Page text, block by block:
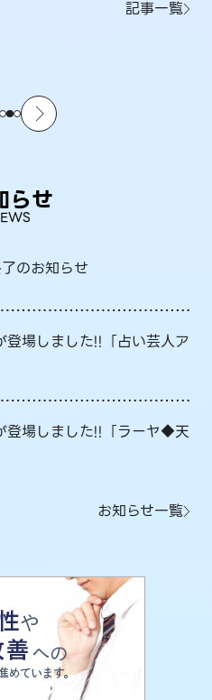
記事一覧
らせ
のお知らせ
場しました!!「占い芸人ア
登場しました!!「ラーヤ◆天
お知らせ一覧